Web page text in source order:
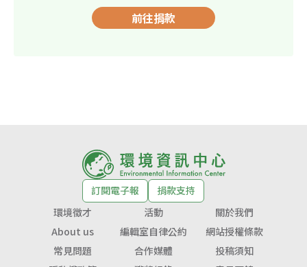
前往捐款
訂閱電子報
捐款支持
環境徵才
活動
關於我們
About us
編輯室自律公約
網站授權條款
常見問題
合作媒體
投稿須知